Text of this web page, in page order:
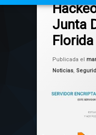
Junta
Florida
Publicada el
Categorías:
Noticias,
Estado
Florida
Ransomware